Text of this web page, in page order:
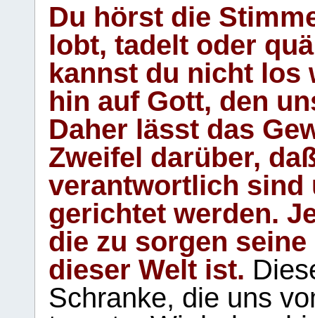
Du hörst die
lobt, tadelt oder
kannst du nicht los
hin auf Gott, den
Daher lässt das
Zweifel darüber,
verantwortlich sind
gerichtet werden.
die zu sorgen
dieser Welt ist.
Schranke, die uns